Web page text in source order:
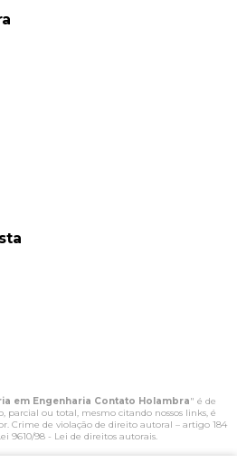
em Engenharia Contato Holambra" é de
parcial ou total, mesmo citando nossos links, é
Crime de violação de direito autoral – artigo 184
9610/98 - Lei de direitos autorais